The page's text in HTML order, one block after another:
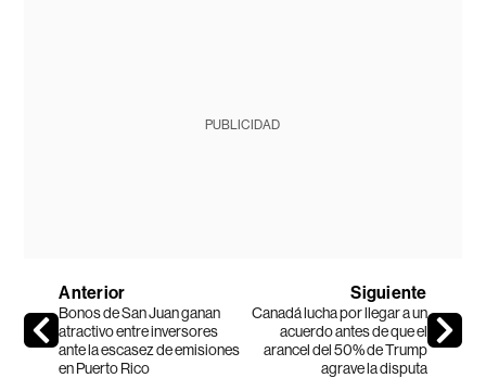
PUBLICIDAD
Anterior
Bonos de San Juan ganan
atractivo entre inversores
ante la escasez de emisiones
en Puerto Rico
Siguiente
Canadá lucha por llegar a un
acuerdo antes de que el
arancel del 50% de Trump
agrave la disputa